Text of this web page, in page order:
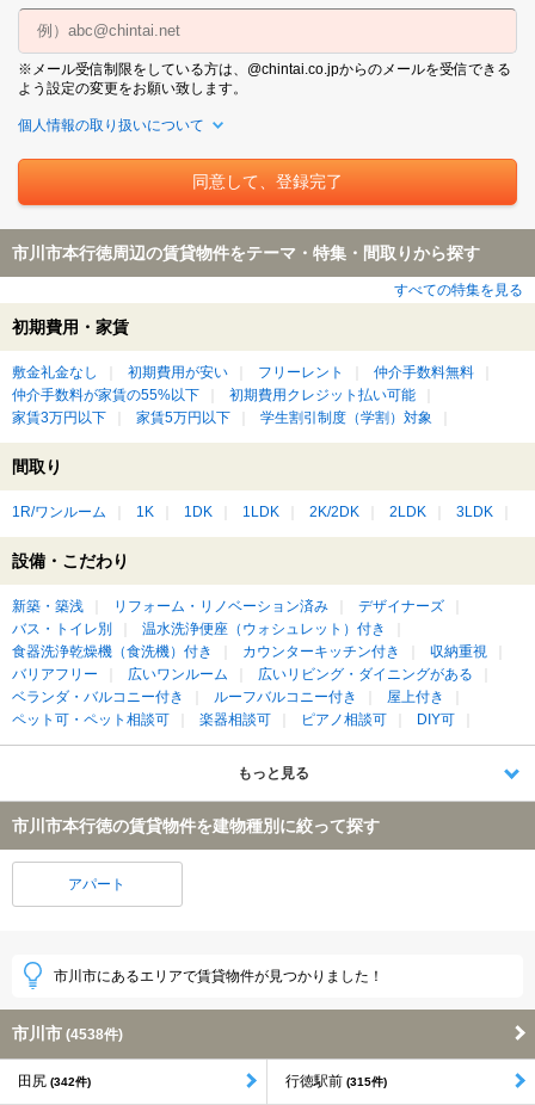
※メール受信制限をしている方は、@chintai.co.jpからのメールを受信できる
よう設定の変更をお願い致します。
個人情報の取り扱いについて
市川市本行徳周辺の賃貸物件をテーマ・特集・間取りから探す
すべての特集を見る
初期費用・家賃
敷金礼金なし 初期費用が安い フリーレント
仲介手数料無料
仲介手数料が家賃の55%以下
初期費用クレジット払い可能
家賃3万円以下
家賃5万円以下 学生割引制度（学割）対象
間取り
1R/ワンルーム 1K 1DK 1LDK 2K/2DK 2LDK 3LDK
設備・こだわり
新築・築浅 リフォーム・リノベーション済み
デザイナーズ
バス・トイレ別
温水洗浄便座（ウォシュレット）付き
食器洗浄乾燥機（食洗機）付き
カウンターキッチン付き
収納重視
バリアフリー
広いワンルーム
広いリビング・ダイニングがある
ベランダ・バルコニー付き
ルーフバルコニー付き
屋上付き
ペット可・ペット相談可
楽器相談可 ピアノ相談可 DIY可
もっと見る
市川市本行徳の賃貸物件を建物種別に絞って探す
アパート
市川市にあるエリアで賃貸物件が見つかりました！
市川市 (4538件)
田尻 (342件) 行徳駅前 (315件)